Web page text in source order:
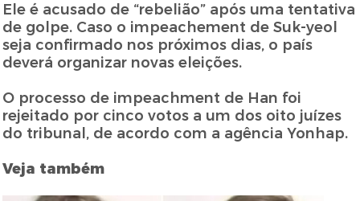
Ele é acusado de “rebelião” após uma tentativa
de golpe. Caso o impeachement de Suk-yeol
seja confirmado nos próximos dias, o país
deverá organizar novas eleições.
O processo de impeachment de Han foi
rejeitado por cinco votos a um dos oito juízes
do tribunal, de acordo com a agência Yonhap.
Veja também